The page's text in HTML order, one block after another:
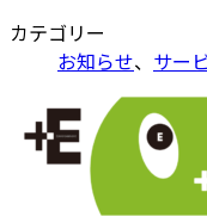
カテゴリー
お知らせ、 サー